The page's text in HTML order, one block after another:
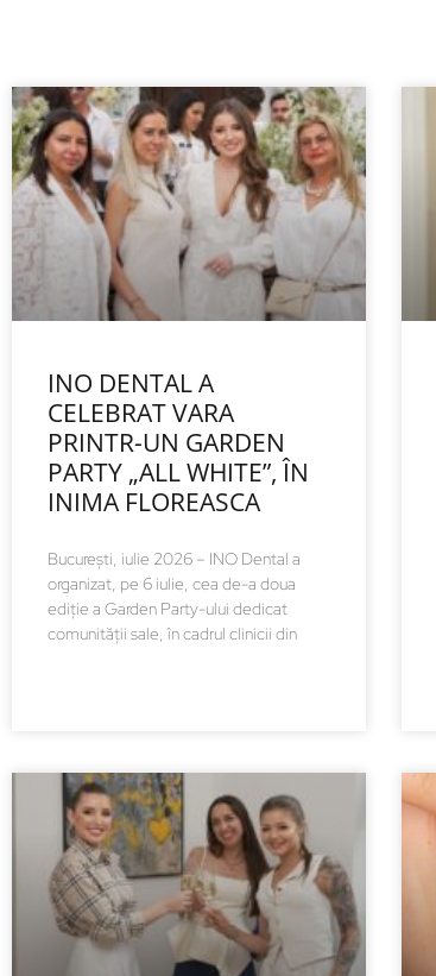
INO DENTAL A
CELEBRAT VARA
PRINTR-UN GARDEN
PARTY „ALL WHITE”, ÎN
INIMA FLOREASCA
București, iulie 2026 – INO Dental a
organizat, pe 6 iulie, cea de-a doua
ediție a Garden Party-ului dedicat
comunității sale, în cadrul clinicii din